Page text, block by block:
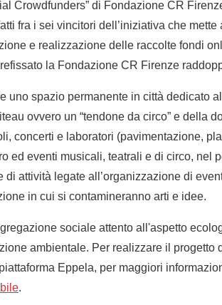
Crowdfunders” di Fondazione CR
fra i sei vincitori dell’iniziativa che
e realizzazione delle raccolte fondi
la Fondazione CR Firenze
uno spazio permanente in città dedicato
ovvero un “tendone da circo” e della
concerti e laboratori (pavimentazione,
ed eventi musicali, teatrali e di circo, nel
attività legate all’organizzazione di
in cui si contamineranno arti e idee.
sociale attento all'aspetto
ambientale. Per realizzare il progetto
Eppela, per maggiori
.